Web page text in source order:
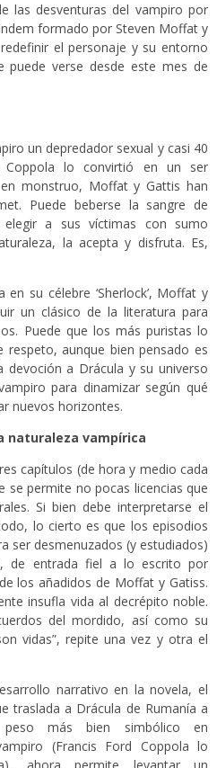
las desventuras del vampiro por
formado por Steven Moffat y
el personaje y su entorno
puede verse desde este mes de
un depredador sexual y casi 40
Coppola lo convirtió en un ser
monstruo, Moffat y Gattis han
Puede beberse la sangre de
a sus víctimas con sumo
la acepta y disfruta. Es,
su célebre ‘Sherlock’, Moffat y
un clásico de la literatura para
Puede que los más puristas lo
aunque bien pensado es
devoción a Drácula y su universo
para dinamizar según qué
nuevos horizontes.
naturaleza vampírica
capítulos (de hora y medio cada
se permite no pocas licencias que
Si bien debe interpretarse el
lo cierto es que los episodios
ser desmenuzados (y estudiados)
de entrada fiel a lo escrito por
los añadidos de Moffat y Gatiss.
insufla vida al decrépito noble.
del mordido, así como su
vidas”, repite una vez y otra el
narrativo en la novela, el
traslada a Drácula de Rumanía a
más bien simbólico en
(Francis Ford Coppola lo